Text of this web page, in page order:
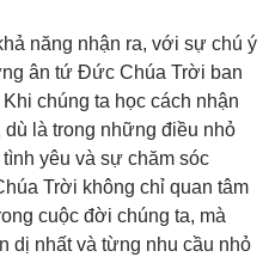
năng nhận ra, với sự chú ý
ân tứ Đức Chúa Trời ban
chúng ta học cách nhận
là trong những điều nhỏ
yêu và sự chăm sóc
Trời không chỉ quan tâm
cuộc đời chúng ta, mà
dị nhất và từng nhu cầu nhỏ